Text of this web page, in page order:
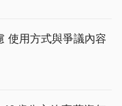
使用方式與爭議內容